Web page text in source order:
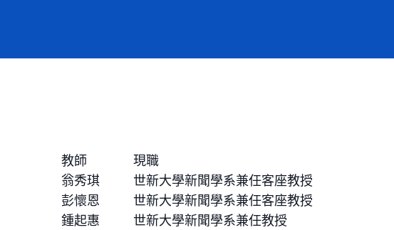
教師 現職
翁秀琪
世新大學新聞學系兼任客座教授
彭懷恩
世新大學新聞學系兼任客座教授
鍾起惠
世新大學新聞學系兼任教授